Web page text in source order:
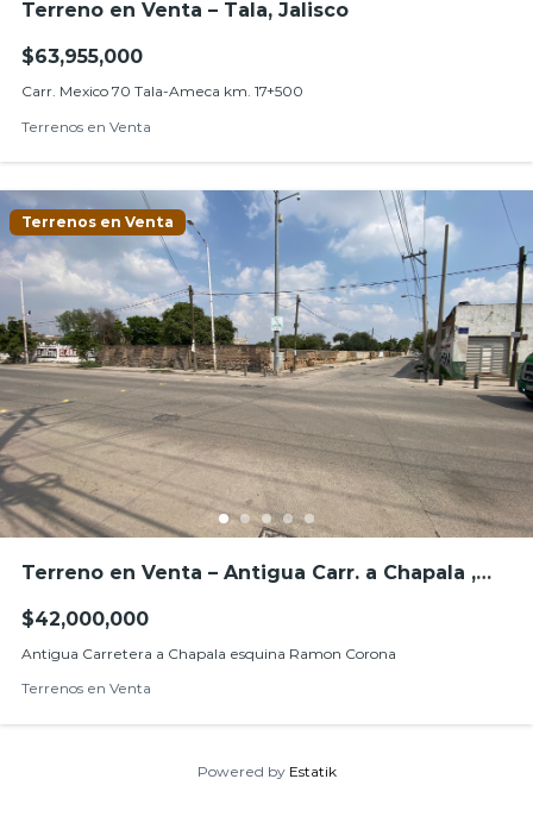
Terreno en Venta – Tala, Jalisco
$63,955,000
Carr. Mexico 70 Tala-Ameca km. 17+500
Terrenos en Venta
Terrenos en Venta
Terreno en Venta – Antigua Carr. a Chapala ,
$42,000,000
Antigua Carretera a Chapala esquina Ramon Corona
Terrenos en Venta
Powered by Estatik